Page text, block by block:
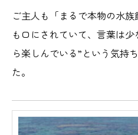
ご主人も「まるで本物の水
も口にされていて、言葉は
ら楽しんでいる”という気持
た。